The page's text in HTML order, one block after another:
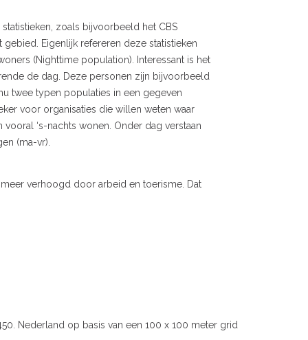
zoals bijvoorbeeld het CBS
Eigenlijk refereren deze statistieken
(Nighttime population). Interessant is het
de dag. Deze personen zijn bijvoorbeeld
twee typen populaties in een gegeven
voor organisaties die willen weten waar
‘s-nachts wonen. Onder dag verstaan
(ma-vr).
verhoogd door arbeid en toerisme. Dat
Nederland op basis van een 100 x 100 meter grid